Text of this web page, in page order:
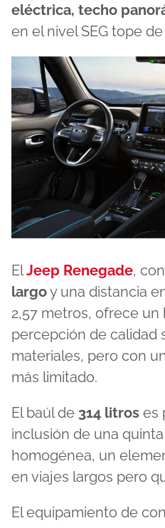
eléctrica, techo
en el nivel SEG tope
ElJeep Renegade, con
largoy una distancia
2,57 metros, ofrece
percepción de calidad
materiales, pero con
más limitado.
El baúl de 314 litros es
inclusión de una
homogénea, un
en viajes largos pero
El equipamiento de